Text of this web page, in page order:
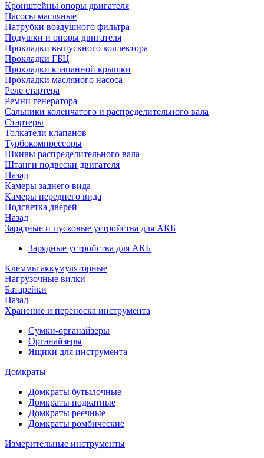
Кронштейны опоры двигателя
Насосы масляные
Патрубки воздушного фильтра
Подушки и опоры двигателя
Прокладки выпускного коллектора
Прокладки ГБЦ
Прокладки клапанной крышки
Прокладки масляного насоса
Реле стартера
Ремни генератора
Сальники коленчатого и распределительного вала
Стартеры
Толкатели клапанов
Турбокомпрессоры
Шкивы распределительного вала
Штанги подвески двигателя
Назад
Камеры заднего вида
Камеры переднего вида
Подсветка дверей
Назад
Зарядные и пусковые устройства для АКБ
Зарядные устройства для АКБ
Клеммы аккумуляторные
Нагрузочные вилки
Батарейки
Назад
Хранение и переноска инструмента
Сумки-органайзеры
Органайзеры
Ящики для инструмента
Домкраты
Домкраты бутылочные
Домкраты подкатные
Домкраты реечные
Домкраты ромбические
Измерительные инструменты